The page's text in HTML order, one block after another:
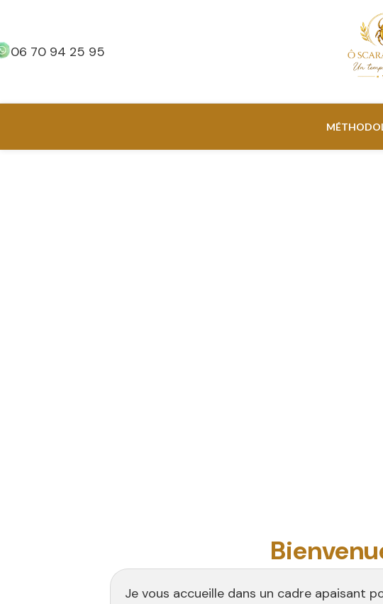
06 70 94 25 95
Je vous accueille dans un cadre apaisant